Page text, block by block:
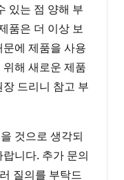
있는 점 양해 부
품은 더 이상 보
에 제품을 사용
해 새로운 제품
드리니 참고 부
것으로 생각되
니다. 추가 문의
질의를 부탁드